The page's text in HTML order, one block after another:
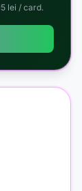
lei / card.